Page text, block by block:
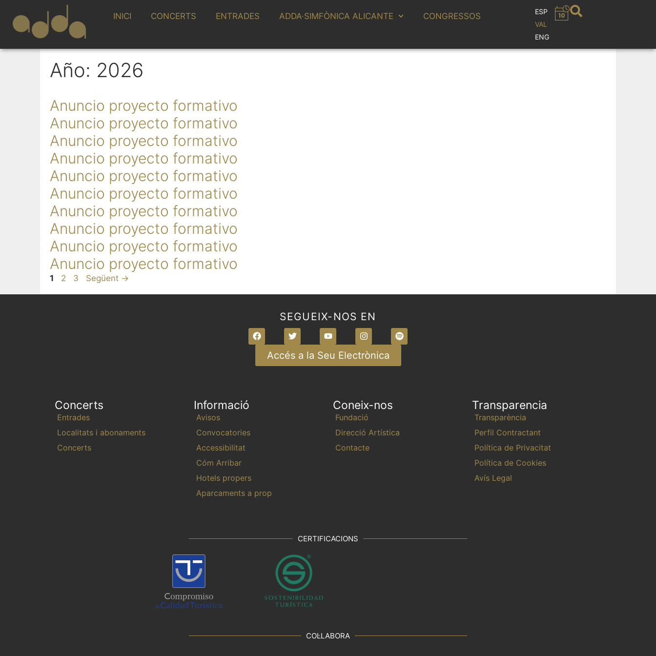
INICI CONCERTS ENTRADES ADDA·SIMFÒNICA ALICANTE CONGRESSOS
ESP
VAL
ENG
Año: 2026
Anuncio proyecto formativo
Anuncio proyecto formativo
Anuncio proyecto formativo
Anuncio proyecto formativo
Anuncio proyecto formativo
Anuncio proyecto formativo
Anuncio proyecto formativo
Anuncio proyecto formativo
Anuncio proyecto formativo
Anuncio proyecto formativo
1 2 3 Següent →
SEGUEIX-NOS EN
Accés a la Seu Electrònica
Concerts
Entrades
Localitats i abonaments
Concerts
Informació
Avisos
Convocatories
Accessibilitat
Cóm Arribar
Hotels propers
Aparcaments a prop
Coneix-nos
Fundació
Direcció Artística
Contacte
Transparencia
Transparència
Perfil Contractant
Política de Privacitat
Política de Cookies
Avís Legal
CERTIFICACIONS
COL·LABORA